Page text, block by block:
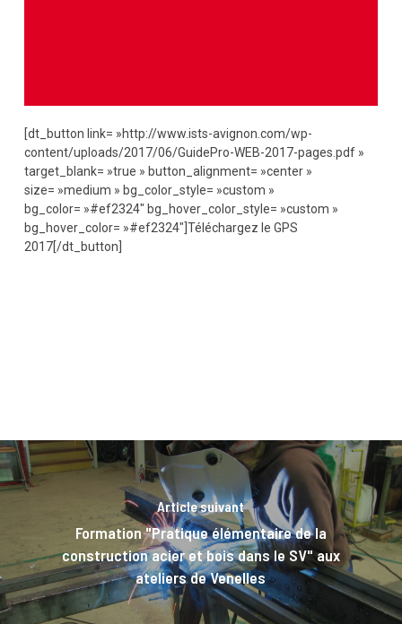
[dt_button link= »http://www.ists-avignon.com/wp-
content/uploads/2017/06/GuidePro-WEB-2017-pages.pdf »
target_blank= »true » button_alignment= »center »
size= »medium » bg_color_style= »custom »
bg_color= »#ef2324″ bg_hover_color_style= »custom »
bg_hover_color= »#ef2324″]Téléchargez le GPS
2017[/dt_button]
Article suivant
Formation "Pratique élémentaire de la
construction acier et bois dans le SV" aux
ateliers de Venelles